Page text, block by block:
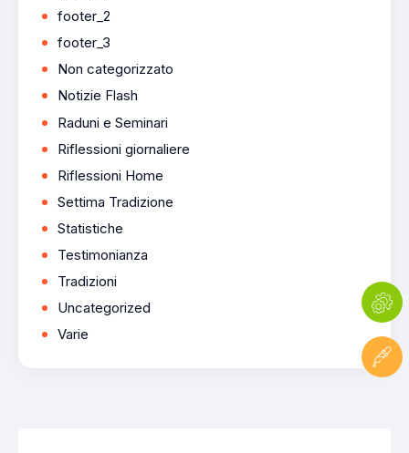
footer_2
footer_3
Non categorizzato
Notizie Flash
Raduni e Seminari
Riflessioni giornaliere
Riflessioni Home
Settima Tradizione
Statistiche
Testimonianza
Tradizioni
Uncategorized
Varie